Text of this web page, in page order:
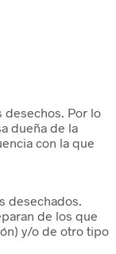
desechos. Por lo
dueña de la
con la que
desechados.
de los que
y/o de otro tipo